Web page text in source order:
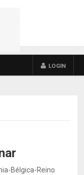
LOGIN
Bélgica-Reino